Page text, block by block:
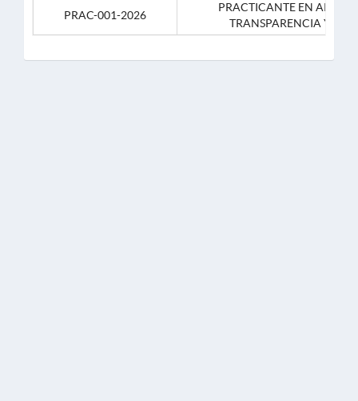
PRAC-001-2026
PRACTICANTE EN APOYO
TRANSPARENCIA Y